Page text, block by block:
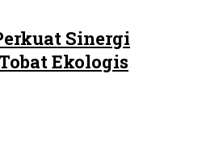
Sinergi
Ekologis